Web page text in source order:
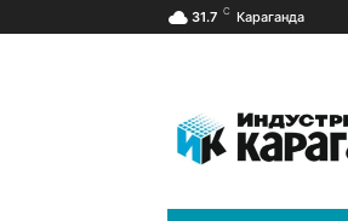
31.7 C Караганда